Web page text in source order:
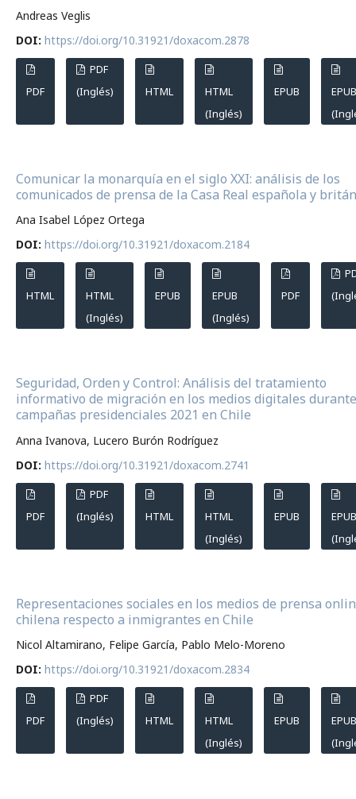
Andreas Veglis
DOI: https://doi.org/10.31921/doxacom.2878
PDF
PDF
(Inglés)
HTML
HTML
(Inglés)
EPUB
Comunicar la monarquía en el siglo XXI: análisis de los
comunicados de prensa de la Casa Real española y
Ana Isabel López Ortega
DOI: https://doi.org/10.31921/doxacom.2184
HTML
HTML
(Inglés)
EPUB
EPUB
(Inglés)
PDF
Seguridad, Orden y Control: Análisis del tratamiento
informativo de migración en los medios digitales
campañas presidenciales 2021 en Chile
Anna Ivanova, Lucero Burón Rodríguez
DOI: https://doi.org/10.31921/doxacom.2741
PDF
PDF
(Inglés)
HTML
HTML
(Inglés)
EPUB
Representaciones sociales en los medios de prensa
chilena respecto a inmigrantes en Chile
Nicol Altamirano, Felipe García, Pablo Melo-Moreno
DOI: https://doi.org/10.31921/doxacom.2834
PDF
PDF
(Inglés)
HTML
HTML
(Inglés)
EPUB